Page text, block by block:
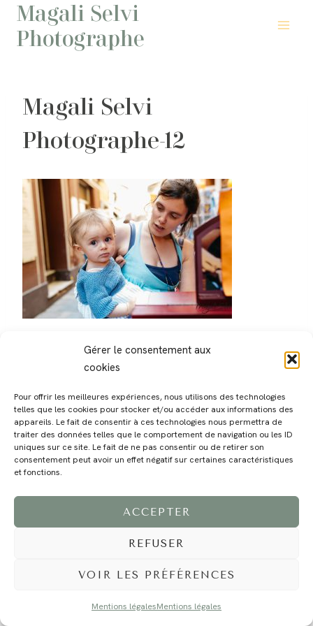
Gérer le consentement aux
cookies
Pour offrir les meilleures expériences, nous utilisons des technologies
telles que les cookies pour stocker et/ou accéder aux informations des
appareils. Le fait de consentir à ces technologies nous permettra de
traiter des données telles que le comportement de navigation ou les ID
uniques sur ce site. Le fait de ne pas consentir ou de retirer son
consentement peut avoir un effet négatif sur certaines caractéristiques
et fonctions.
ACCEPTER
REFUSER
VOIR LES PRÉFÉRENCES
Mentions légalesMentions légales
Aller
contenu
Magali Selvi
Photographe
Magali Selvi
Photographe-12
MAGALI PRESTATIONS YOGA VOYAGE BLOG CONTACT
©2024 EI Magali Selvi - Photographe Famille et Mariage - Nice - Côte d'Azur -